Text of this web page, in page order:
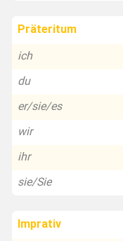
Präteritum
ich
du
er/sie/es
wir
ihr
sie/Sie
Imprativ